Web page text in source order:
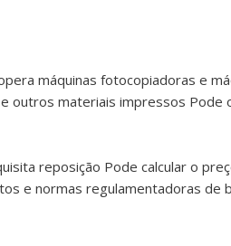
máquinas fotocopiadoras e
materiais impressos Pode
reposição Pode calcular o
e normas regulamentadoras de